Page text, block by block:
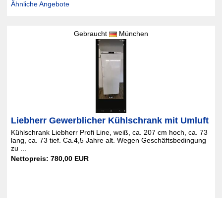
Ähnliche Angebote
Gebraucht München
Liebherr Gewerblicher Kühlschrank mit Umluft
Kühlschrank Liebherr Profi Line, weiß, ca. 207 cm hoch, ca. 73
lang, ca. 73 tief. Ca.4,5 Jahre alt. Wegen Geschäftsbedingung
zu ...
Nettopreis: 780,00 EUR